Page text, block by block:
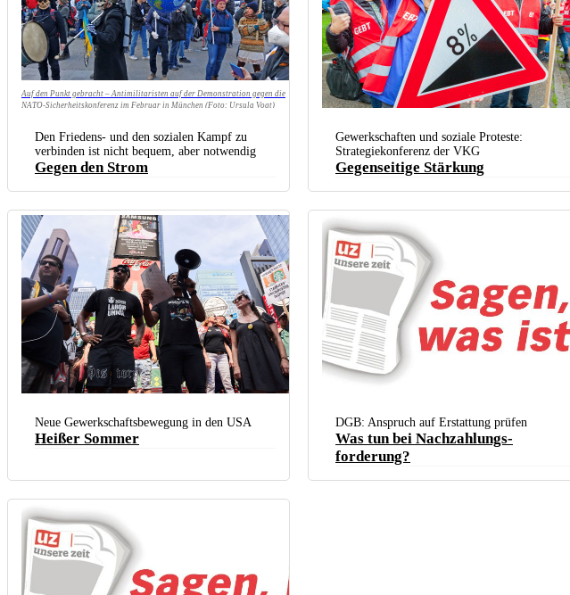
Auf den Punkt gebracht – Antimilitaristen auf der Demonstration gegen die
NATO-Sicherheitskonferenz im Februar in München (Foto: Ursula Vogt)
Den Friedens- und den sozialen Kampf zu
verbinden ist nicht bequem, aber notwendig
Gegen den Strom
Tarifrunde der Metall- und Elektroindustrie in Nürnberg (15. September
Gewerkschaften und soziale Proteste:
Strategiekonferenz der VKG
Gegenseitige Stärkung
New York City (Foto: Johannes Hör)
Neue Gewerkschaftsbewegung in den USA
Heißer Sommer
DGB: Anspruch auf Erstattung prüfen
Was tun bei Nachzahlungs­
forderung?